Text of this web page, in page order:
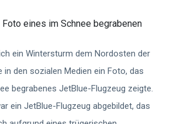
eines im Schnee begrabenen
ein Wintersturm dem Nordosten der
in den sozialen Medien ein Foto, das
begrabenes JetBlue-Flugzeug zeigte.
ein JetBlue-Flugzeug abgebildet, das